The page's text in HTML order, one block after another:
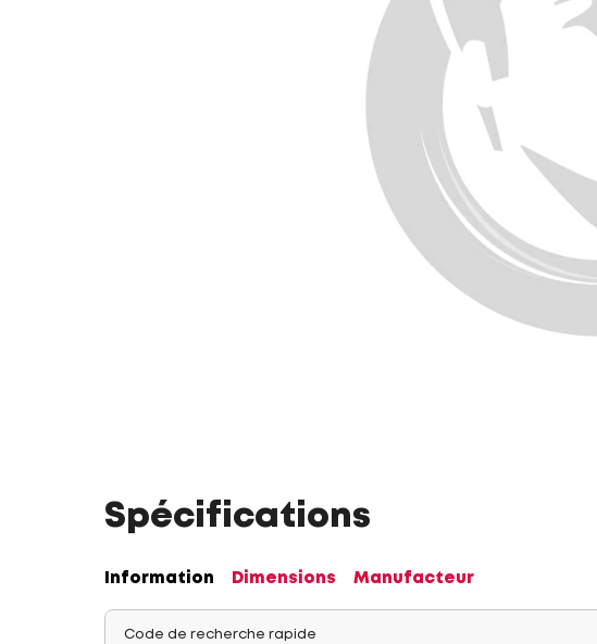
Spécifications
Information Dimensions Manufacteur
Code de recherche rapide